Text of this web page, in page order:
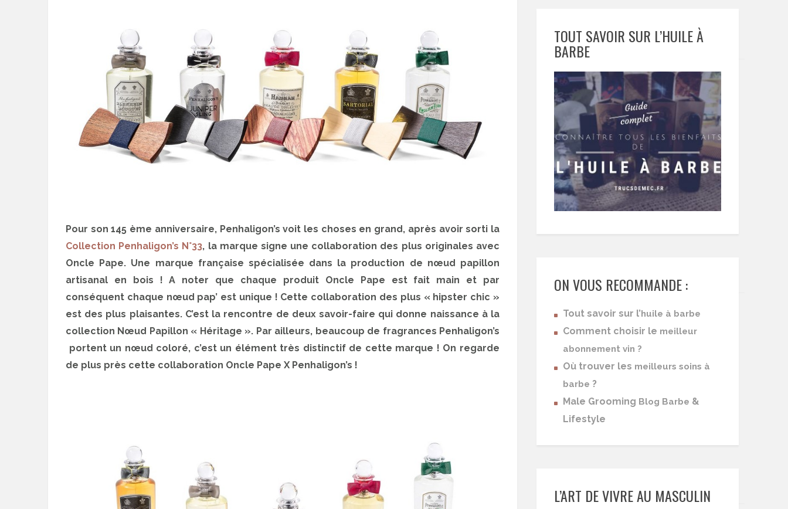
Pour son 145 ème anniversaire, Penhaligon’s voit les choses en grand, après avoir sorti la
Collection Penhaligon’s N°33, la marque signe une collaboration des plus originales avec
Oncle Pape. Une marque française spécialisée dans la production de nœud papillon
artisanal en bois ! A noter que chaque produit Oncle Pape est fait main et par
conséquent chaque nœud pap’ est unique ! Cette collaboration des plus « hipster chic »
est des plus plaisantes. C’est la rencontre de deux savoir-faire qui donne naissance à la
collection Nœud Papillon « Héritage ». Par ailleurs, beaucoup de fragrances Penhaligon’s
portent un nœud coloré, c’est un élément très distinctif de cette marque ! On regarde
de plus près cette collaboration Oncle Pape X Penhaligon’s !
TOUT SAVOIR SUR L’HUILE À
BARBE
ON VOUS RECOMMANDE :
Tout savoir sur l’ huile à barbe
Comment choisir le meilleur
abonnement vin ?
Où trouver les meilleurs soins à
barbe ?
Male Grooming Blog Barbe &
Lifestyle
L’ART DE VIVRE AU MASCULIN